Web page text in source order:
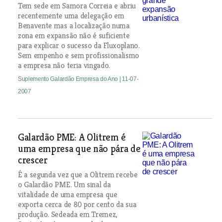
Tem sede em Samora Correia e abriu
recentemente uma delegação em
Benavente mas a localização numa
zona em expansão não é suficiente
para explicar o sucesso da Fluxoplano.
Sem empenho e sem profissionalismo
a empresa não teria vingado.
Suplemento Galardão Empresa do Ano
| 11-07-
2007
Galardão PME: A Olitrem é
uma empresa que não pára de
crescer
É a segunda vez que a Olitrem recebe
o Galardão PME. Um sinal da
vitalidade de uma empresa que
exporta cerca de 80 por cento da sua
produção. Sedeada em Tremez,